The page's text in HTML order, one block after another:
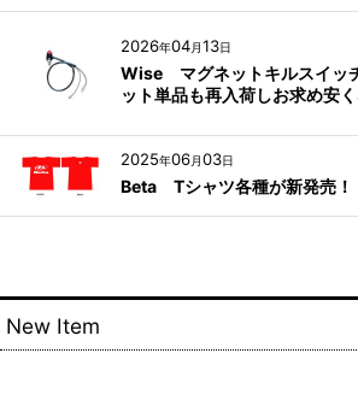
2026年04月13日
Wise マグネットキルスイッ
ット単品も再入荷しお求め安
2025年06月03日
Beta Tシャツ各種が新発売！
New Item